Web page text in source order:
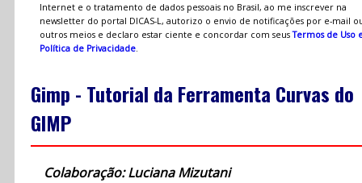
Internet e o tratamento de dados pessoais no Brasil, ao me inscrever na
newsletter do portal DICAS-L, autorizo o envio de notificações por e-mail
outros meios e declaro estar ciente e concordar com seusTermos de Uso
Política de Privacidade.
Gimp - Tutorial da Ferramenta Curvas do
GIMP
Colaboração: Luciana Mizutani